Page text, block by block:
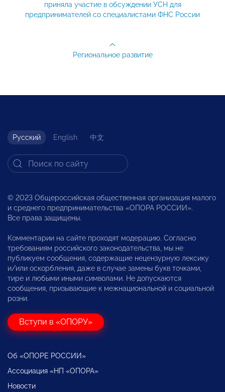
приняла участие в обсуждении УСН для
предпринимателей со специалистами ФНС России
Региональное развитие
Русский English 中文
© 2023 Общероссийская общественная организация малого
и среднего предпринимательства «ОПОРА РОССИИ».
Все права защищены.
Комментарии на сайте проходят модерацию. Согласно
требованиям российского законодательства, мы не
публикуем сообщения, содержащие нецензурную лексику
и/или оскорбления, даже в случае замены букв точками,
тире и любыми иными символами. Не допускаются
сообщения, призывающие к межнациональной и социальной
розни.
Вступи в «ОПОРУ»
Об «ОПОРЕ РОССИИ»
Ассоциация «НП «ОПОРА»
Новости